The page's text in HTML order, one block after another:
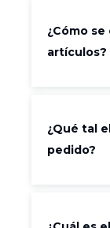
¿Cómo
artículos?
¿Qué tal
pedido?